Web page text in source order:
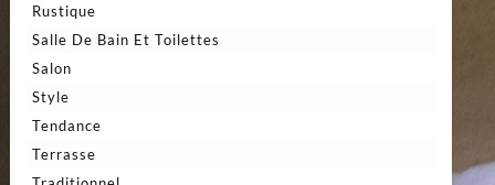
Rustique
Salle De Bain Et Toilettes
Salon
Style
Tendance
Terrasse